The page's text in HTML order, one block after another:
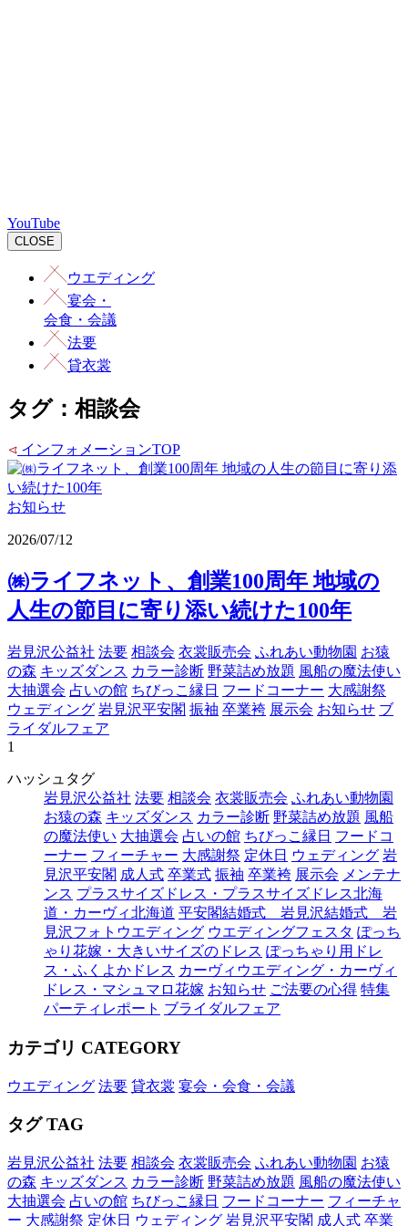
YouTube
CLOSE
ウエディング
宴会 ・
会食・会議
法要
貸衣裳
タグ：相談会
インフォメーションTOP
お知らせ
2026/07/12
㈱ライフネット、創業100周年 地域の
人生の節目に寄り添い続けた100年
岩見沢公益社 法要 相談会 衣裳販売会 ふれあい動物園 お猿
の森 キッズダンス カラー診断 野菜詰め放題 風船の魔法使い
大抽選会 占いの館 ちびっこ縁日 フードコーナー 大感謝祭
ウェディング 岩見沢平安閣 振袖 卒業袴 展示会 お知らせ ブ
ライダルフェア
1
ハッシュ タグ
岩見沢公益社 法要 相談会 衣裳販売会 ふれあい動物園
お猿の森 キッズダンス カラー診断 野菜詰め放題 風船
の魔法使い 大抽選会 占いの館 ちびっこ縁日 フードコ
ーナー フィーチャー 大感謝祭 定休日 ウェディング 岩
見沢平安閣 成人式 卒業式 振袖 卒業袴 展示会 メンテナ
ンス プラスサイズドレス・プラスサイズドレス北海
道・カーヴィ北海道 平安閣結婚式 岩見沢結婚式 岩
見沢フォトウエディング ウエディングフェスタ ぽっち
ゃり花嫁・大きいサイズのドレス ぽっちゃり用ドレ
ス・ふくよかドレス カーヴィウエディング・カーヴィ
ドレス・マシュマロ花嫁 お知らせ ご法要の心得 特集
パーティレポート ブライダルフェア
カテゴリ CATEGORY
ウエディング 法要 貸衣裳 宴会・会食・会議
タグ TAG
岩見沢公益社 法要 相談会 衣裳販売会 ふれあい動物園 お猿
の森 キッズダンス カラー診断 野菜詰め放題 風船の魔法使い
大抽選会 占いの館 ちびっこ縁日 フードコーナー フィーチャ
ー 大感謝祭 定休日 ウェディング 岩見沢平安閣 成人式 卒業